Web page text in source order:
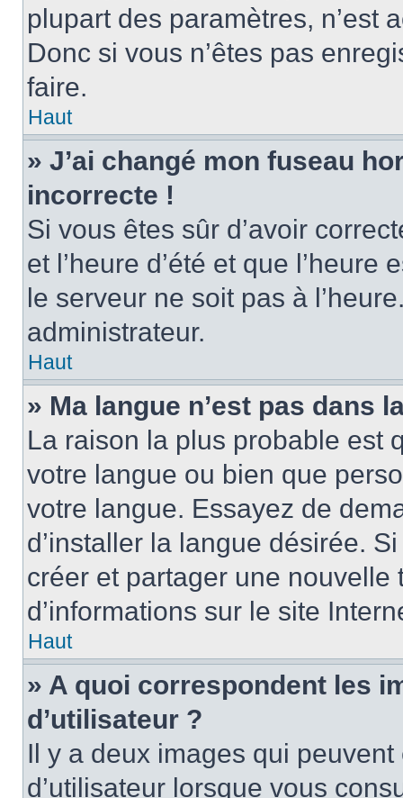
plupart des paramètres, n’est
Donc si vous n’êtes pas
faire.
Haut
» J’ai changé mon fuseau
incorrecte !
Si vous êtes sûr d’avoir
et l’heure d’été et que
le serveur ne soit pas à
administrateur.
Haut
» Ma langue n’est pas dans
La raison la plus probable est
votre langue ou bien que
votre langue. Essayez de
d’installer la langue désirée.
créer et partager une
d’informations sur le site
Haut
» A quoi correspondent les
d’utilisateur ?
Il y a deux images qui
d’utilisateur lorsque vous